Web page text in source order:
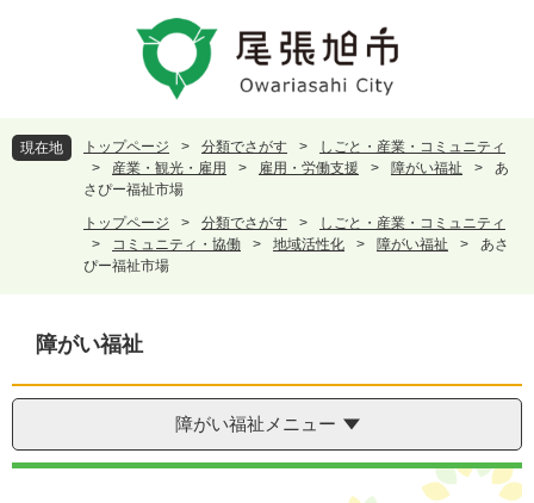
頭
で
飛
ば
現在地 トップページ > 分類でさがす >
しごと・産業・コミュニティ
>
産業・観光・雇用 > 雇用・労働支援 > 障がい福祉 >
あ
さぴー福祉市場
トップページ
> 分類でさがす >
しごと・産業・コミュニティ
>
コミュニティ・協働 > 地域活性化 > 障がい福祉 >
あさ
ぴー福祉市場
障がい福祉
障がい福祉メニュー
本